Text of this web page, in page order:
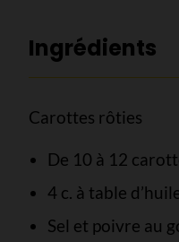
Ingrédients
Carottes rôties
De 10 à 12
4 c. à table
Sel et poivre au